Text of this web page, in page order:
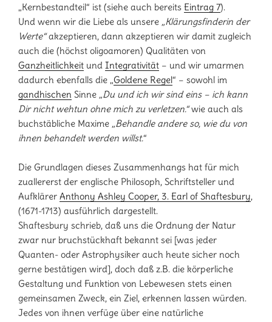
„Kernbestandteil“ ist (siehe auch bereits Eintrag 7).
Und wenn wir die Liebe als unsere „Klärungsfinderin der
Werte“akzeptieren, dann akzeptieren wir damit zugleich
auch die (höchst oligoamoren) Qualitäten von
Ganzheitlichkeit und Integrativität – und wir umarmen
dadurch ebenfalls die „Goldene Regel“ – sowohl im
gandhischen Sinne „Du und ich wir sind eins – ich kann
Dir nicht wehtun ohne mich zu verletzen.“wie auch als
buchstäbliche Maxime „Behandle andere so, wie du von
ihnen behandelt werden willst.“
Die Grundlagen dieses Zusammenhangs hat für mich
zuallererst der englische Philosoph, Schriftsteller und
Aufklärer Anthony Ashley Cooper, 3. Earl of Shaftesbury,
(1671-1713) ausführlich dargestellt.
Shaftesbury schrieb, daß uns die Ordnung der Natur
zwar nur bruchstückhaft bekannt sei [was jeder
Quanten- oder Astrophysiker auch heute sicher noch
gerne bestätigen wird], doch daß z.B. die körperliche
Gestaltung und Funktion von Lebewesen stets einen
gemeinsamen Zweck, ein Ziel, erkennen lassen würden.
Jedes von ihnen verfüge über eine natürliche